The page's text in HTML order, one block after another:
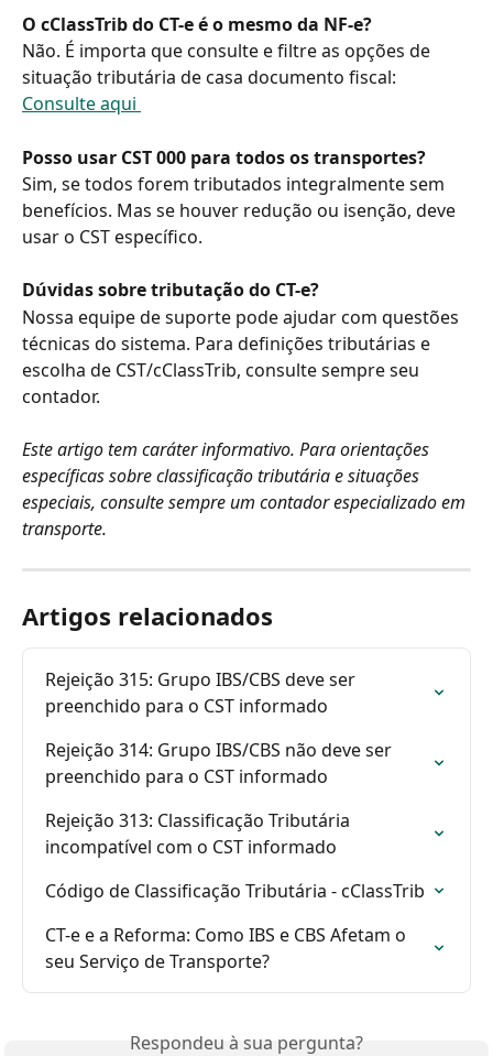
O cClassTrib do CT-e é o mesmo da NF-e?
Não. É importa que consulte e filtre as opções de
situação tributária de casa documento fiscal:
Consulte aqui
Posso usar CST 000 para todos os transportes?
Sim, se todos forem tributados integralmente sem
benefícios. Mas se houver redução ou isenção, deve
usar o CST específico.
Dúvidas sobre tributação do CT-e?
Nossa equipe de suporte pode ajudar com questões
técnicas do sistema. Para definições tributárias e
escolha de CST/cClassTrib, consulte sempre seu
contador.
Este artigo tem caráter informativo. Para orientações
específicas sobre classificação tributária e situações
especiais, consulte sempre um contador especializado em
transporte.
Artigos relacionados
Rejeição 315: Grupo IBS/CBS deve ser
preenchido para o CST informado
Rejeição 314: Grupo IBS/CBS não deve ser
preenchido para o CST informado
Rejeição 313: Classificação Tributária
incompatível com o CST informado
Código de Classificação Tributária - cClassTrib
CT-e e a Reforma: Como IBS e CBS Afetam o
seu Serviço de Transporte?
Respondeu à sua pergunta?